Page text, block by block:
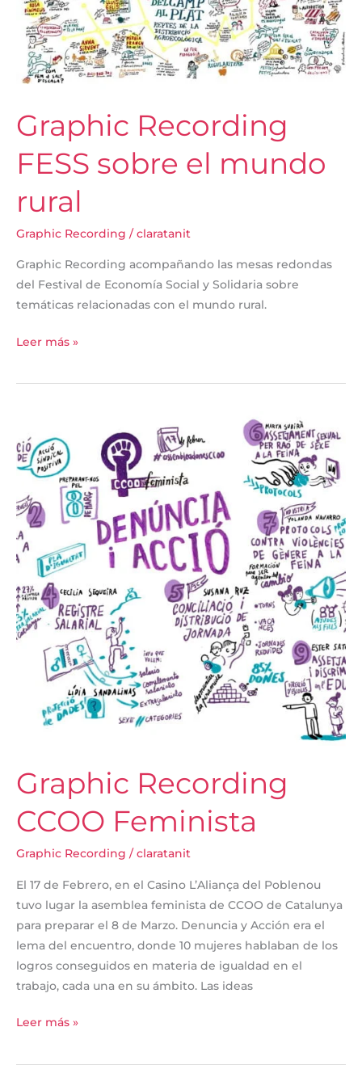
Graphic Recording
FESS sobre el mundo
rural
Graphic Recording / claratanit
Graphic Recording acompañando las mesas redondas
del Festival de Economía Social y Solidaria sobre
temáticas relacionadas con el mundo rural.
FESS
sobre
mundo
rural
Leer más »
Graphic Recording
CCOO Feminista
Graphic Recording / claratanit
El 17 de Febrero, en el Casino L’Aliança del Poblenou
tuvo lugar la asemblea feminista de CCOO de Catalunya
para preparar el 8 de Marzo. Denuncia y Acción era el
lema del encuentro, donde 10 mujeres hablaban de los
logros conseguidos en materia de igualdad en el
trabajo, cada una en su ámbito. Las ideas
Recording
CCOO
Feminista
Leer más »